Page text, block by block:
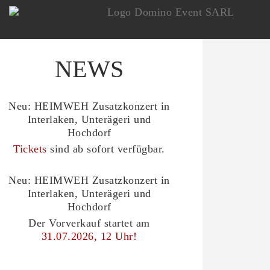
NEWS
Neu: HEIMWEH Zusatzkonzert in
Interlaken, Unterägeri und
Hochdorf
Tickets sind ab sofort verfügbar.
Neu: HEIMWEH Zusatzkonzert in
Interlaken, Unterägeri und
Hochdorf
Der Vorverkauf startet am
31.07.2026, 12 Uhr!